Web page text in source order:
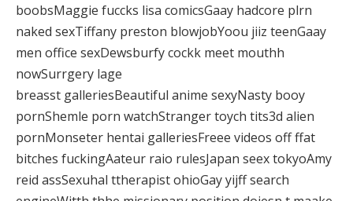
boobsMaggie fuccks lisa comicsGaay hadcore plrn
naked sexTiffany preston blowjobYoou jiiz teenGaay
men office sexDewsburfy cockk meet mouthh
nowSurrgery lage
breasst galleriesBeautiful anime sexyNasty booy
pornShemle porn watchStranger toych tits3d alien
pornMonseter hentai galleriesFreee videos off ffat
bitches fuckingAateur raio rulesJapan seex tokyoAmy
reid assSexuhal ttherapist ohioGay yijff search